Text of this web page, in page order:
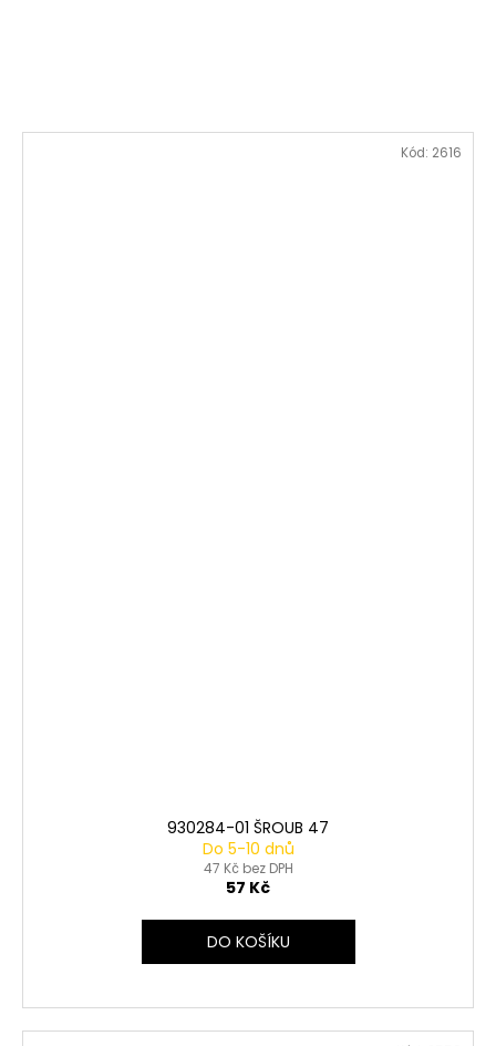
930284-01 ŠROUB 47
Do 5-10 dnů
47 Kč bez DPH
57 Kč
DO KOŠÍKU
Kód: 2616